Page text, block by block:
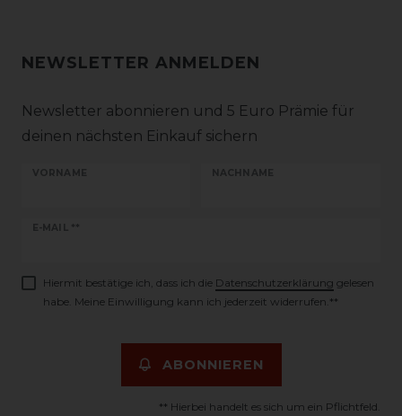
NEWSLETTER ANMELDEN
Newsletter abonnieren und 5 Euro Prämie für
deinen nächsten Einkauf sichern
VORNAME NACHNAME
E-MAIL **
Newsletter
Hiermit bestätige ich, dass ich die Daten­schutz­erklärung gelesen
habe. Meine Einwilligung kann ich jederzeit widerrufen.**
ABONNIEREN
** Hierbei handelt es sich um ein Pflichtfeld.